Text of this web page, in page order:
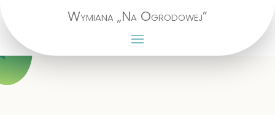
Wymiana „Na Ogrodowej”